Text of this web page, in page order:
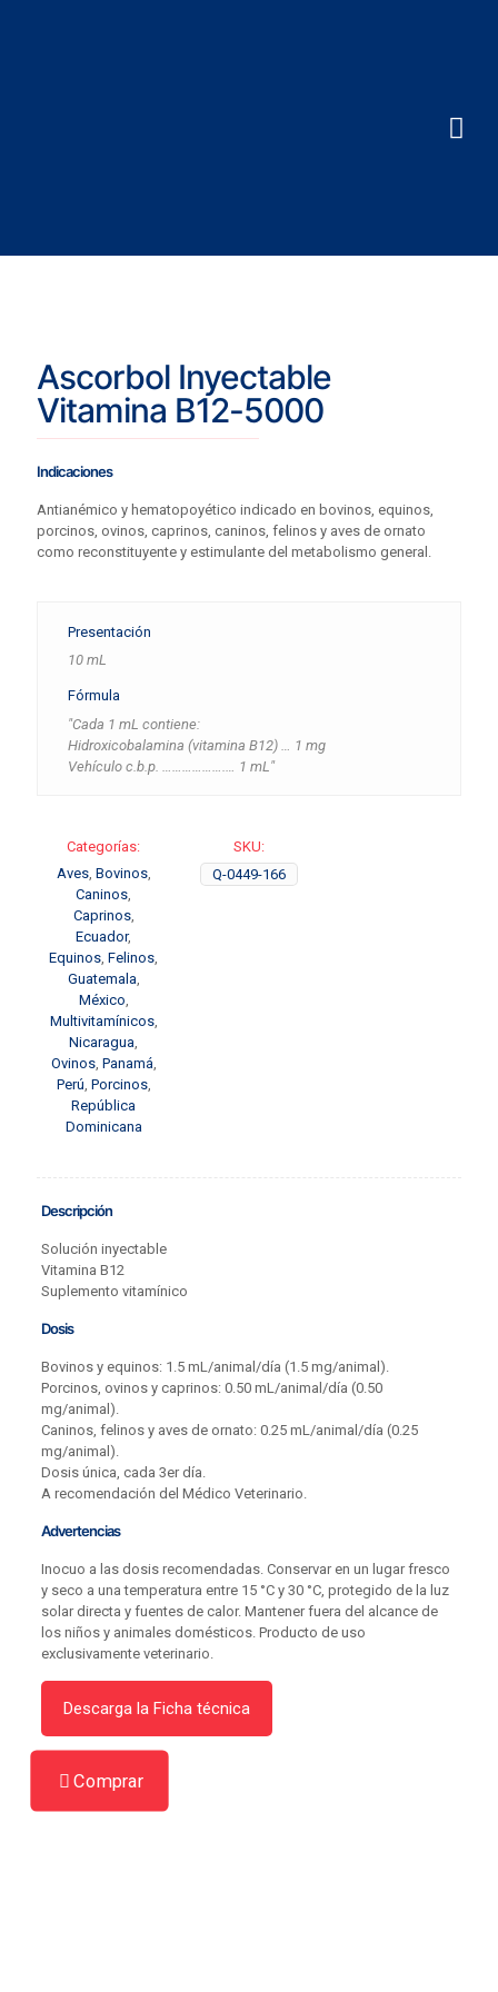
Ascorbol Inyectable
Vitamina B12-5000
Indicaciones
Antianémico y hematopoyético indicado en bovinos, equinos,
porcinos, ovinos, caprinos, caninos, felinos y aves de ornato
como reconstituyente y estimulante del metabolismo general.
Presentación
10 mL
Fórmula
"Cada 1 mL contiene:
Hidroxicobalamina (vitamina B12) … 1 mg
Vehículo c.b.p. ……………….… 1 mL"
Categorías:
Aves, Bovinos,
Caninos,
Caprinos,
Ecuador,
Equinos,Felinos,
Guatemala,
México,
Multivitamínicos,
Nicaragua,
Ovinos, Panamá,
Perú, Porcinos,
República
Dominicana
SKU:
Q-0449-166
Descripción
Solución inyectable
Vitamina B12
Suplemento vitamínico
Dosis
Bovinos y equinos: 1.5 mL/animal/día (1.5 mg/animal).
Porcinos, ovinos y caprinos: 0.50 mL/animal/día (0.50
mg/animal).
Caninos, felinos y aves de ornato: 0.25 mL/animal/día (0.25
mg/animal).
Dosis única, cada 3er día.
A recomendación del Médico Veterinario.
Advertencias
Inocuo a las dosis recomendadas. Conservar en un lugar fresco
y seco a una temperatura entre 15 °C y 30 °C, protegido de la luz
solar directa y fuentes de calor. Mantener fuera del alcance de
los niños y animales domésticos. Producto de uso
exclusivamente veterinario.
Descarga la Ficha técnica
Comprar